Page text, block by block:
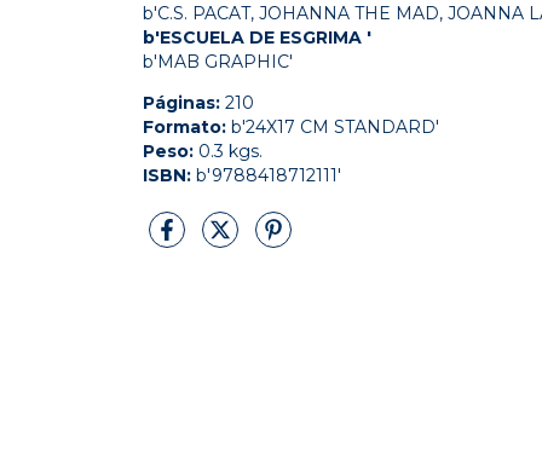
b'C.S. PACAT, JOHANNA THE MAD, JOANNA
b'ESCUELA DE ESGRIMA '
b'MAB GRAPHIC'
Páginas: 210
Formato: b'24X17 CM STANDARD'
Peso: 0.3 kgs.
ISBN: b'9788418712111'